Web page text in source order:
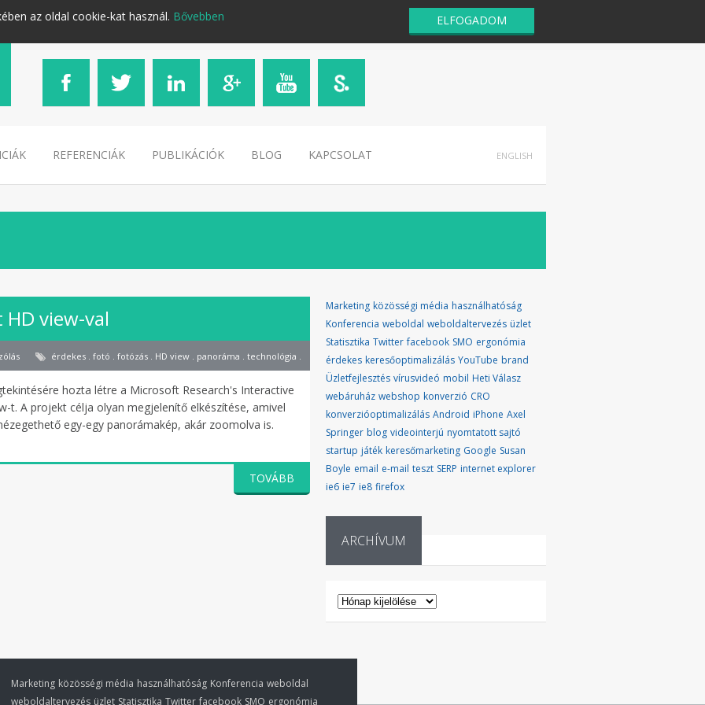
az oldal cookie-kat használ. Bővebben ELFOGADOM
REFERENCIÁK PUBLIKÁCIÓK BLOG KAPCSOLAT ENGLISH
view-val
érdekes . fotó . fotózás . HD view . panoráma . technológia .
hozta létre a Microsoft Research's Interactive
t. A projekt célja olyan megjelenítő elkészítése, amivel
egy-egy panorámakép, akár zoomolva is.
TOVÁBB
Marketing közösségi média használhatóság
Konferencia weboldal weboldaltervezés üzlet
Statisztika Twitter facebook SMO ergonómia
érdekes keresőoptimalizálás YouTube brand
Üzletfejlesztés vírusvideó mobil Heti Válasz
webáruház webshop konverzió CRO
konverzióoptimalizálás Android iPhone Axel
Springer blog videointerjú nyomtatott sajtó
startup játék keresőmarketing Google Susan
Boyle email e-mail teszt SERP internet explorer
ie6 ie7 ie8 firefox
ARCHÍVUM
ARCHÍVUM
Marketing közösségi média használhatóság Konferencia weboldal
weboldaltervezés üzlet Statisztika Twitter facebook SMO ergonómia